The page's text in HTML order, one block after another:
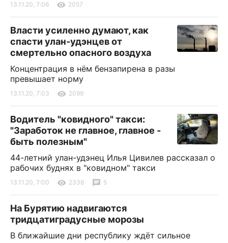
13.11.20, 7:06 2057
Власти усиленно думают, как
спасти улан-удэнцев от
смертельно опасного воздуха
Концентрация в нём бензапирена в разы
превышает норму
13.11.20, 7:03 2099
Водитель "ковидного" такси:
"Заработок не главное, главное -
быть полезным"
44-летний улан-удэнец Илья Цивилев рассказал о
рабочих буднях в "ковидном" такси
13.11.20, 7:00 2338 5
На Бурятию надвигаются
тридцатиградусные морозы
В ближайшие дни республику ждёт сильное